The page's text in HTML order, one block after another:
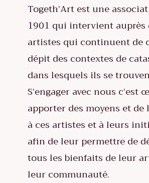
Togeth’Art est une
1901 qui intervient auprès
artistes qui continuent de
dépit des contextes de
dans lesquels ils se
S’engager avec nous
apporter des moyens et
à ces artistes et à leurs
afin de leur permettre de
tous les bienfaits de leur
leur communauté.